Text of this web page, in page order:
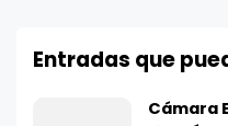
Entradas que
Cámara